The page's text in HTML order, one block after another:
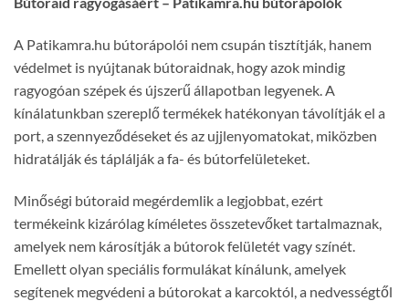
A Patikamra.hu bútorápolói nem csupán tisztítják, hanem
védelmet is nyújtanak bútoraidnak, hogy azok mindig
ragyogóan szépek és újszerű állapotban legyenek. A
kínálatunkban szereplő termékek hatékonyan távolítják el a
port, a szennyeződéseket és az ujjlenyomatokat, miközben
hidratálják és táplálják a fa- és bútorfelületeket.
Minőségi bútoraid megérdemlik a legjobbat, ezért
termékeink kizárólag kíméletes összetevőket tartalmaznak,
amelyek nem károsítják a bútorok felületét vagy színét.
Emellett olyan speciális formulákat kínálunk, amelyek
segítenek megvédeni a bútorokat a karcoktól, a nedvességtől